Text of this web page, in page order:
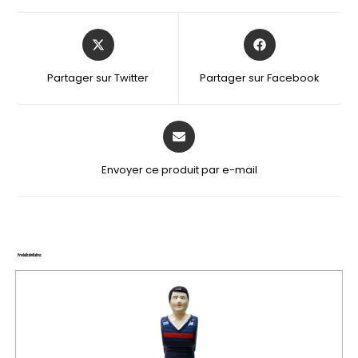
Partager sur Twitter Partager sur Facebook
Envoyer ce produit par e-mail
Produits similaires